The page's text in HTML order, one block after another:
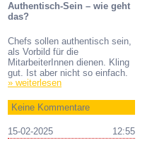
Authentisch-Sein – wie geht
das?
Chefs sollen authentisch sein,
als Vorbild für die
MitarbeiterInnen dienen. Kling
gut. Ist aber nicht so einfach.
» weiterlesen
Keine Kommentare
15-02-2025
12:55